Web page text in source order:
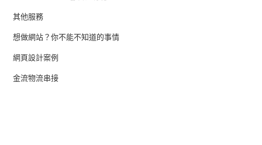
其他服務
想做網站？你不能不知道的事情
網頁設計案例
金流物流串接